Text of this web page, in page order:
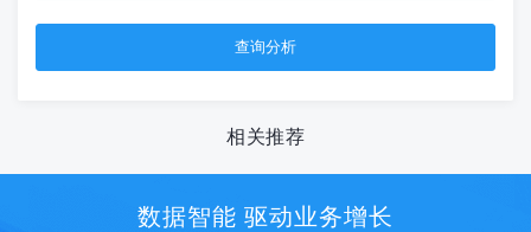
相关推荐
数据智能 驱动业务增长